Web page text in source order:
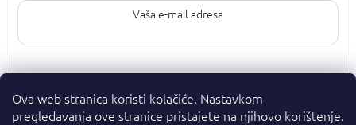
Ova web stranica koristi kolačiće. Nastavkom
pregledavanja ove stranice pristajete na njihovo korištenje.
Upisom svoje e-pošte pristajete nauvjete privatnosti.